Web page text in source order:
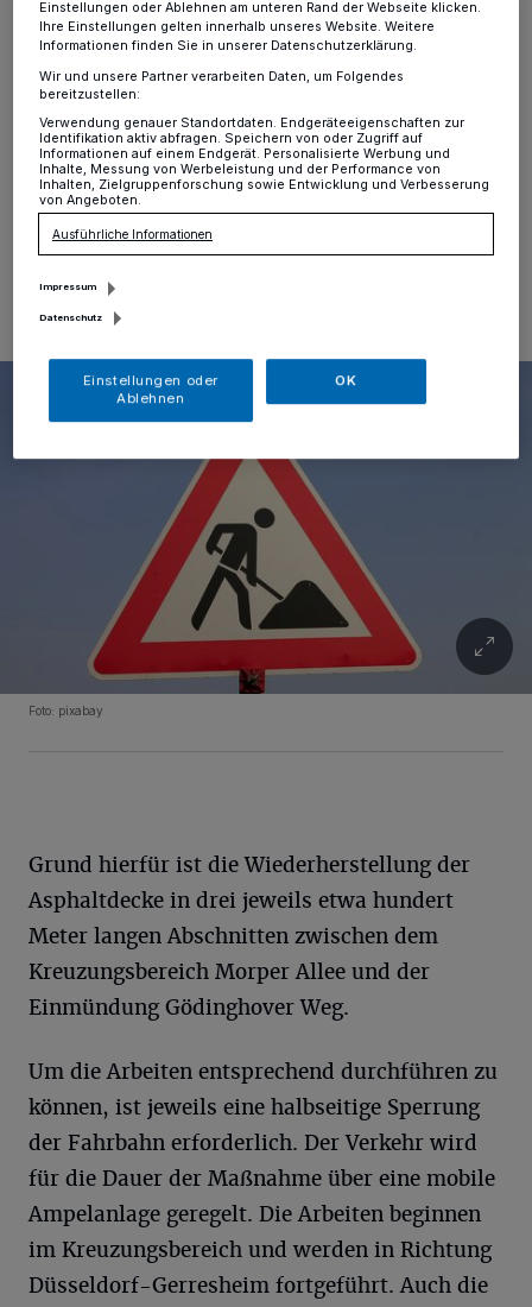
der Düsseldorfer Straße
Alt-Erkrath·In der Zeit vom 22. bis voraussichtlich
Verkehrseinschränkungen auf der Düsseldorfer Straße
(L 357) in Alt-Erkrath.
20.05.2025 , 18:00 Uhr Eine Minute Lesezeit
Foto: pixabay
Grund hierfür ist die Wiederherstellung der
Asphaltdecke in drei jeweils etwa hundert
Meter langen Abschnitten zwischen dem
Kreuzungsbereich Morper Allee und der
Einmündung Gödinghover Weg.
Um die Arbeiten entsprechend durchführen zu
können, ist jeweils eine halbseitige Sperrung
der Fahrbahn erforderlich. Der Verkehr wird
für die Dauer der Maßnahme über eine mobile
Ampelanlage geregelt. Die Arbeiten beginnen
im Kreuzungsbereich und werden in Richtung
Düsseldorf-Gerresheim fortgeführt. Auch die
Einstellungen oder Ablehnen am unteren Rand der Webseite klicken.
Ihre Einstellungen gelten innerhalb unseres Website. Weitere
Informationen finden Sie in unserer Datenschutzerklärung.
Wir und unsere Partner verarbeiten Daten, um Folgendes
bereitzustellen:
Verwendung genauer Standortdaten. Endgeräteeigenschaften zur
Identifikation aktiv abfragen. Speichern von oder Zugriff auf
Informationen auf einem Endgerät. Personalisierte Werbung und
Inhalte, Messung von Werbeleistung und der Performance von
Inhalten, Zielgruppenforschung sowie Entwicklung und Verbesserung
von Angeboten.
Ausführliche Informationen
Impressum
Datenschutz
Einstellungen oder
Ablehnen
OK